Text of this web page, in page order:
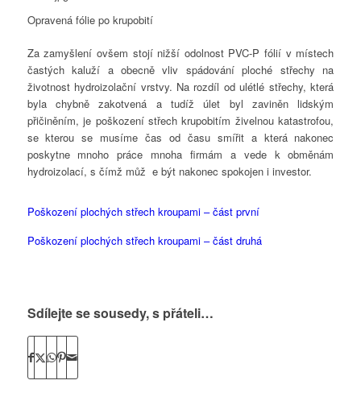
Opravená fólie po krupobití
Za zamyšlení ovšem stojí nižší odolnost PVC-P fólií v místech
častých kaluží a obecně vliv spádování ploché střechy na
životnost hydroizolační vrstvy. Na rozdíl od ulétlé střechy, která
byla chybně zakotvená a tudíž úlet byl zaviněn lidským
přičiněním, je poškození střech krupobitím živelnou katastrofou,
se kterou se musíme čas od času smířit a která nakonec
poskytne mnoho práce mnoha firmám a vede k obměnám
hydroizolací, s čímž můž e být nakonec spokojen i investor.
Poškození plochých střech kroupami – část první
Poškození plochých střech kroupami – část druhá
Sdílejte se sousedy, s přáteli…